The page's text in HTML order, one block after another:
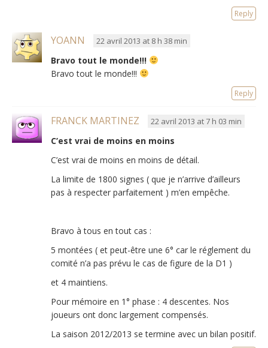
Reply
YOANN 22 avril 2013 at 8 h 38 min
Bravo tout le monde!!!
Bravo tout le monde!!!
Reply
FRANCK MARTINEZ 22 avril 2013 at 7 h 03 min
C’est vrai de moins en moins
C’est vrai de moins en moins de détail.
La limite de 1800 signes ( que je n’arrive d’ailleurs
pas à respecter parfaitement ) m’en empêche.
Bravo à tous en tout cas :
5 montées ( et peut-être une 6° car le réglement du
comité n’a pas prévu le cas de figure de la D1 )
et 4 maintiens.
Pour mémoire en 1° phase : 4 descentes. Nos
joueurs ont donc largement compensés.
La saison 2012/2013 se termine avec un bilan positif.